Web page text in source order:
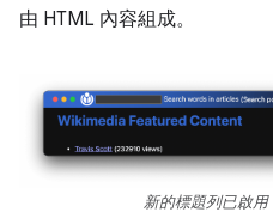
由 HTML 內容組成。
新的標題列已啟用